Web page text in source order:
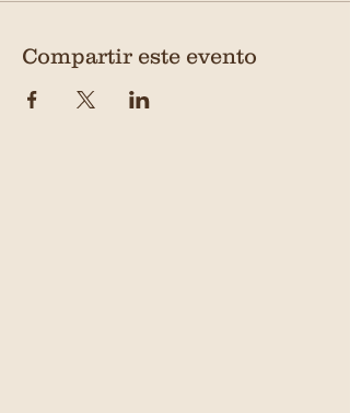
Compartir este evento